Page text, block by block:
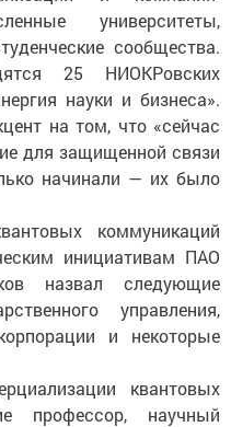
университеты,
сообщества.
25 НИОКРовских
науки и бизнеса».
на том, что «сейчас
для защищенной связи
начинали — их было
коммуникаций
инициативам ПАО
назвал следующие
управления,
и некоторые
квантовых
профессор, научный